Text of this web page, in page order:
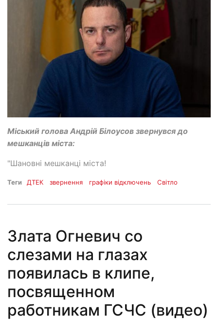
Міський голова Андрій Білоусов звернувся до
мешканців міста:
"Шановні мешканці міста!
Теги ДТЕК звернення графіки відключень Світло
Злата Огневич со
слезами на глазах
появилась в клипе,
посвященном
работникам ГСЧС (видео)